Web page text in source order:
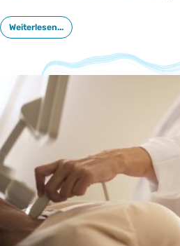
repräsentativen Umfragen. Die aktuellen
Umfrage zu „Iss was, Deutschland!“
Weiterlesen...